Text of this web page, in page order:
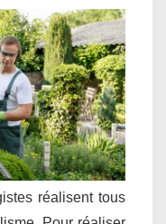
réalisent tous